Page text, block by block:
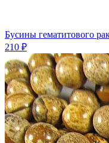
Бусины гематитового
210 ₽